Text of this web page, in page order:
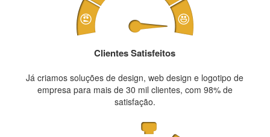
Clientes Satisfeitos
Já criamos soluções de design, web design e logotipo de
empresa para mais de 30 mil clientes, com 98% de
satisfação.